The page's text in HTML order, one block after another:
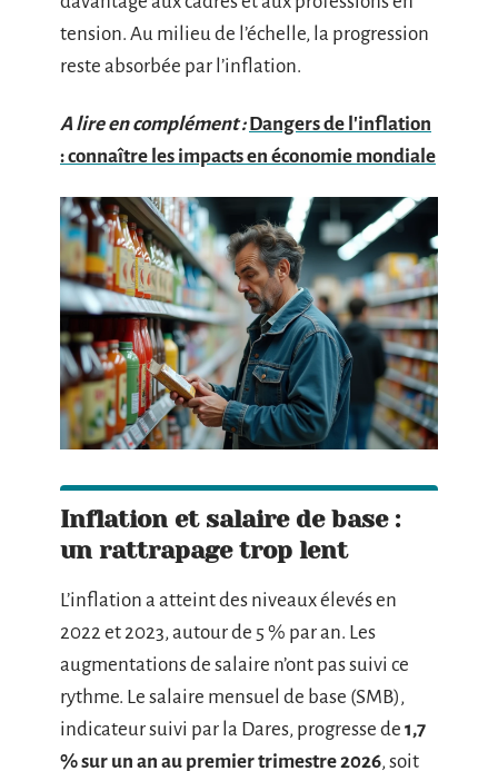
tension. Au milieu de l’échelle, la progression
reste absorbée par l’inflation.
A lire en complément : Dangers de l'inflation
: connaître les impacts en économie mondiale
Inflation et salaire de base :
un rattrapage trop lent
L’inflation a atteint des niveaux élevés en
2022 et 2023, autour de 5 % par an. Les
augmentations de salaire n’ont pas suivi ce
rythme. Le salaire mensuel de base (SMB),
indicateur suivi par la Dares, progresse de 1,7
% sur un an au premier trimestre 2026, soit